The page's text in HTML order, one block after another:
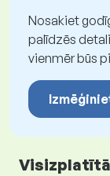
Nosakiet
palīdzēs
vienmēr būs